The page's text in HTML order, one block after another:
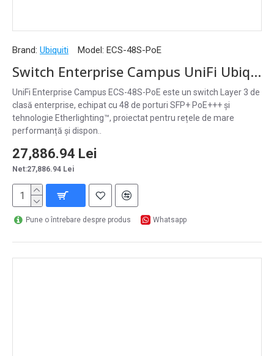
Brand: Ubiquiti Model: ECS-48S-PoE
Switch Enterprise Campus UniFi Ubiquiti, 48 Porturi SFP+ PoE, ECS-48S-PoE
UniFi Enterprise Campus ECS-48S-PoE este un switch Layer 3 de
clasă enterprise, echipat cu 48 de porturi SFP+ PoE+++ și
tehnologie Etherlighting™, proiectat pentru rețele de mare
performanță și dispon..
27,886.94 Lei
Net:27,886.94 Lei
Pune o întrebare despre produs Whatsapp